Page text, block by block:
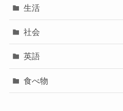
生活
社会
英語
食べ物